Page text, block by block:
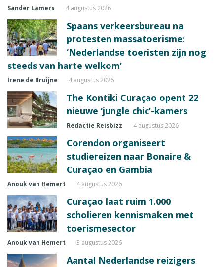
Sander Lamers 4 augustus 2026
Spaans verkeersbureau na
protesten massatoerisme:
‘Nederlandse toeristen zijn nog
steeds van harte welkom’
Irene de Bruijne 4 augustus 2026
The Kontiki Curaçao opent 22
nieuwe ‘jungle chic’-kamers
Redactie Reisbizz 4 augustus 2026
Corendon organiseert
studiereizen naar Bonaire &
Curaçao en Gambia
Anouk van Hemert 4 augustus 2026
Curaçao laat ruim 1.000
scholieren kennismaken met
toerismesector
Anouk van Hemert 3 augustus 2026
Aantal Nederlandse reizigers